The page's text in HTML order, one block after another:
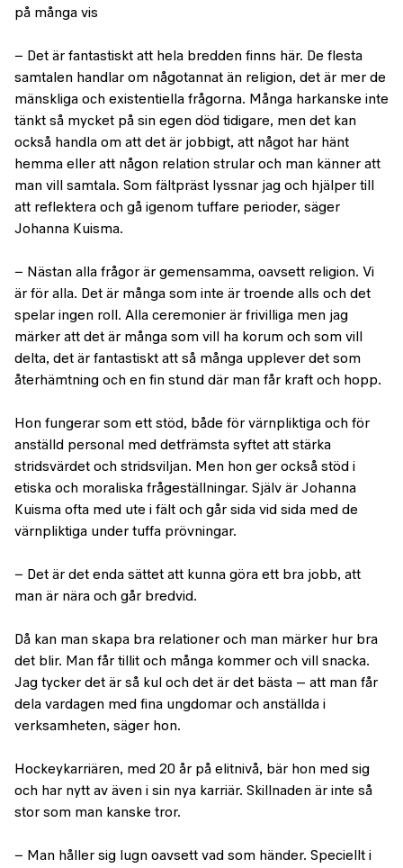
på många vis
− Det är fantastiskt att hela bredden finns här. De flesta
samtalen handlar om någotannat än religion, det är mer de
mänskliga och existentiella frågorna. Många harkanske inte
tänkt så mycket på sin egen död tidigare, men det kan
också handla om att det är jobbigt, att något har hänt
hemma eller att någon relation strular och man känner att
man vill samtala. Som fältpräst lyssnar jag och hjälper till
att reflektera och gå igenom tuffare perioder, säger
Johanna Kuisma.
− Nästan alla frågor är gemensamma, oavsett religion. Vi
är för alla. Det är många som inte är troende alls och det
spelar ingen roll. Alla ceremonier är frivilliga men jag
märker att det är många som vill ha korum och som vill
delta, det är fantastiskt att så många upplever det som
återhämtning och en fin stund där man får kraft och hopp.
Hon fungerar som ett stöd, både för värnpliktiga och för
anställd personal med detfrämsta syftet att stärka
stridsvärdet och stridsviljan. Men hon ger också stöd i
etiska och moraliska frågeställningar. Själv är Johanna
Kuisma ofta med ute i fält och går sida vid sida med de
värnpliktiga under tuffa prövningar.
− Det är det enda sättet att kunna göra ett bra jobb, att
man är nära och går bredvid.
Då kan man skapa bra relationer och man märker hur bra
det blir. Man får tillit och många kommer och vill snacka.
Jag tycker det är så kul och det är det bästa – att man får
dela vardagen med fina ungdomar och anställda i
verksamheten, säger hon.
Hockeykarriären, med 20 år på elitnivå, bär hon med sig
och har nytt av även i sin nya karriär. Skillnaden är inte så
stor som man kanske tror.
− Man håller sig lugn oavsett vad som händer. Speciellt i